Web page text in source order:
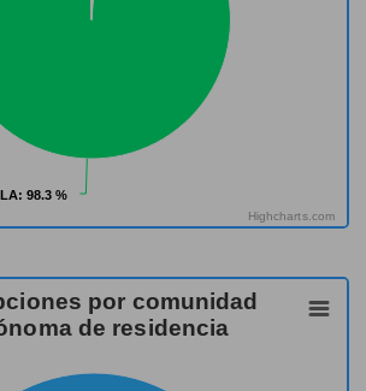
: 98.3 %
: 98.3 %
Highcharts.com
por comunidad
de residencia